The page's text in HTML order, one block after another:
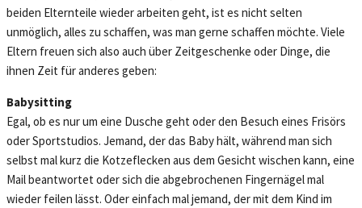
beiden Elternteile wieder arbeiten geht, ist es nicht selten
unmöglich, alles zu schaffen, was man gerne schaffen möchte. Viele
Eltern freuen sich also auch über Zeitgeschenke oder Dinge, die
ihnen Zeit für anderes geben:
Babysitting
Egal, ob es nur um eine Dusche geht oder den Besuch eines Frisörs
oder Sportstudios. Jemand, der das Baby hält, während man sich
selbst mal kurz die Kotzeflecken aus dem Gesicht wischen kann, eine
Mail beantwortet oder sich die abgebrochenen Fingernägel mal
wieder feilen lässt. Oder einfach mal jemand, der mit dem Kind im